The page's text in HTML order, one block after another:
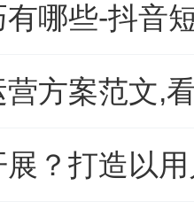
哪些-抖音
方案范文,
展？打造以